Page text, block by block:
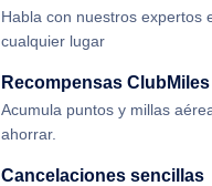
Habla con nuestros expertos
cualquier lugar
Recompensas ClubMiles
Acumula puntos y millas
ahorrar.
Cancelaciones sencillas